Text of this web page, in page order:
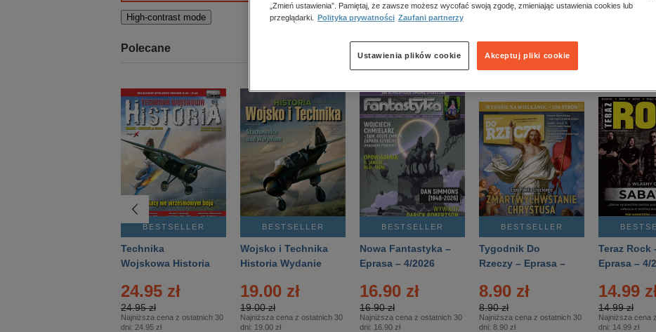
edukacja
kobiece, lifestyle, kultura
popularno-naukowe
historia
zdrowie
religie
High-contrast mode
Polecane
BESTSELLER
Technika
Wojskowa Historia
24.95 zł
24.95 zł
Najniższa cena z ostatnich 30
dni: 24.95 zł
BESTSELLER
Wojsko i Technika
Historia Wydanie
– 2/2026
19.00 zł
19.00 zł
Najniższa cena z ostatnich 30
dni: 19.00 zł
BESTSELLER
Nowa Fantastyka –
Eprasa – 4/2026
16.90 zł
16.90 zł
Najniższa cena z ostatnich 30
dni: 16.90 zł
BESTSELLER
Tygodnik Do
Rzeczy – Eprasa –
8.90 zł
8.90 zł
Najniższa cena z ostatnich 30
dni: 8.90 zł
Teraz Rock
Eprasa – 4/
14.99
14.99 zł
Najniższa cena
dni: 14.99 zł
„Zmień ustawienia”. Pamiętaj, że zawsze możesz wycofać swoją zgodę, zmieniając ustawienia cookies lub
przeglądarki.
Polityka prywatności Zaufani partnerzy
Akceptuj pliki cookie
Ustawienia plików cookie